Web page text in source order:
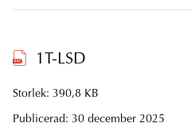
1T-LSD
Storlek: 390,8 KB
Publicerad: 30 december 2025